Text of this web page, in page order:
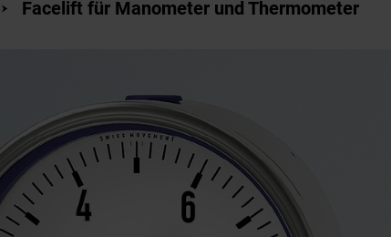
Facelift für Manometer und Thermometer